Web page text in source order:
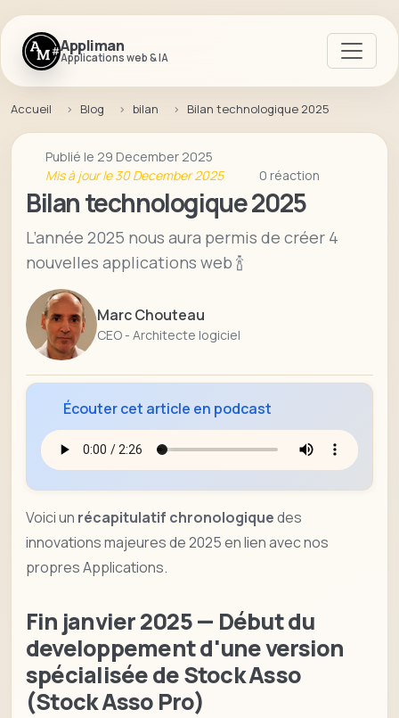
Appliman
Applications web & IA
Accueil Blog bilan Bilan technologique 2025
Publié le 29 December 2025
Mis à jour le 30 December 2025
0 réaction
Bilan technologique 2025
L’année 2025 nous aura permis de créer 4
nouvelles applications web 🍾
Marc Chouteau
CEO - Architecte logiciel
Écouter cet article en podcast
Voici un récapitulatif chronologiquedes
innovations majeures de 2025 en lien avec nos
propres Applications.
Fin janvier 2025 — Début du
developpement d'une version
spécialisée de Stock Asso
(Stock Asso Pro)